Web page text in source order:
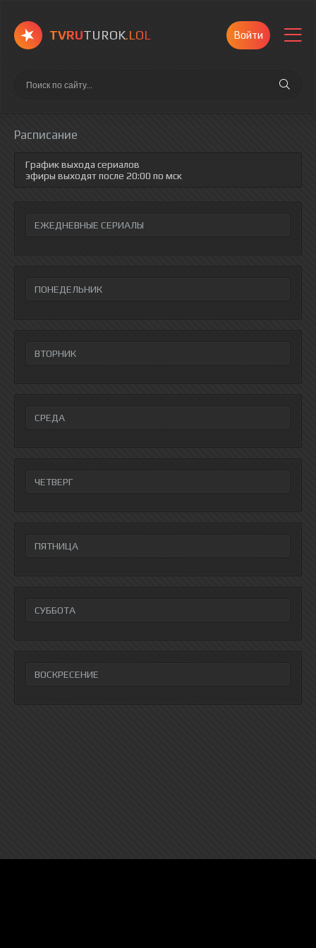
TVRUTUROK.LOL Войти
Расписание
График выхода сериалов
эфиры выходят после 20:00 по мск
ЕЖЕДНЕВНЫЕ СЕРИАЛЫ
ПОНЕДЕЛЬНИК
ВТОРНИК
СРЕДА
ЧЕТВЕРГ
ПЯТНИЦА
СУББОТА
ВОСКРЕСЕНИЕ